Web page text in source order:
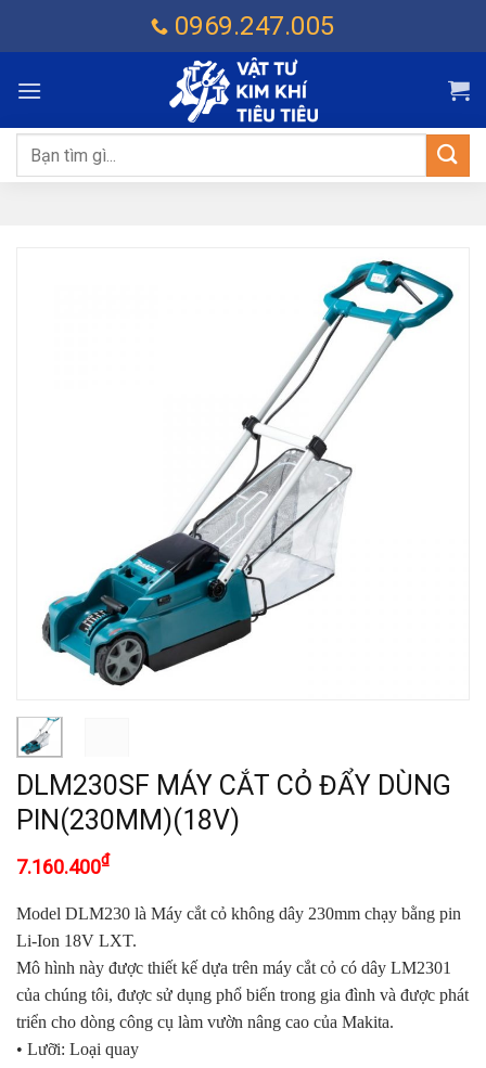
dung
0969.247.005
Tìm
kiếm:
DLM230SF MÁY CẮT CỎ ĐẨY DÙNG
PIN(230MM)(18V)
7.160.400₫
Model DLM230 là Máy cắt cỏ không dây 230mm chạy bằng pin
Li-Ion 18V LXT.
Mô hình này được thiết kế dựa trên máy cắt cỏ có dây LM2301
của chúng tôi, được sử dụng phổ biến trong gia đình và được phát
triển cho dòng công cụ làm vườn nâng cao của Makita.
• Lưỡi: Loại quay